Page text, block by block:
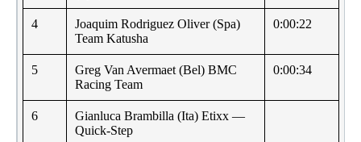
4
Joaquim Rodriguez Oliver (Spa)
Team Katusha
0:00:22
5
Greg Van Avermaet (Bel) BMC
Racing Team
0:00:34
6
Gianluca Brambilla (Ita) Etixx —
Quick-Step